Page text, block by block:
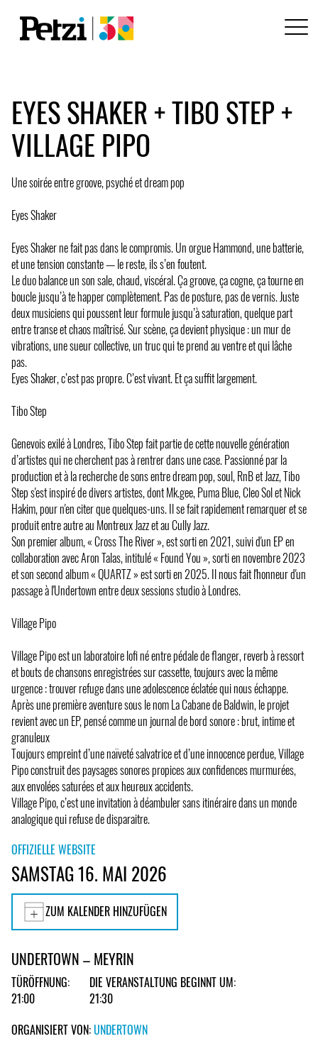
EYES SHAKER + TIBO STEP +
VILLAGE PIPO
Une soirée entre groove, psyché et dream pop
Eyes Shaker
Eyes Shaker ne fait pas dans le compromis. Un orgue Hammond, une batterie,
et une tension constante — le reste, ils s’en foutent.
Le duo balance un son sale, chaud, viscéral. Ça groove, ça cogne, ça tourne en
boucle jusqu’à te happer complètement. Pas de posture, pas de vernis. Juste
deux musiciens qui poussent leur formule jusqu’à saturation, quelque part
entre transe et chaos maîtrisé. Sur scène, ça devient physique : un mur de
vibrations, une sueur collective, un truc qui te prend au ventre et qui lâche
pas.
Eyes Shaker, c’est pas propre. C’est vivant. Et ça suffit largement.
Tibo Step
Genevois exilé à Londres, Tibo Step fait partie de cette nouvelle génération
d’artistes qui ne cherchent pas à rentrer dans une case. Passionné par la
production et à la recherche de sons entre dream pop, soul, RnB et Jazz, Tibo
Step s'est inspiré de divers artistes, dont Mk.gee, Puma Blue, Cleo Sol et Nick
Hakim, pour n'en citer que quelques-uns. Il se fait rapidement remarquer et se
produit entre autre au Montreux Jazz et au Cully Jazz.
Son premier album, « Cross The River », est sorti en 2021, suivi d'un EP en
collaboration avec Aron Talas, intitulé « Found You », sorti en novembre 2023
et son second album « QUARTZ » est sorti en 2025. Il nous fait l'honneur d'un
passage à l'Undertown entre deux sessions studio à Londres.
Village Pipo
Village Pipo est un laboratoire lofi né entre pédale de flanger, reverb à ressort
et bouts de chansons enregistrées sur cassette, toujours avec la même
urgence : trouver refuge dans une adolescence éclatée qui nous échappe.
Après une première aventure sous le nom La Cabane de Baldwin, le projet
revient avec un EP, pensé comme un journal de bord sonore : brut, intime et
granuleux
Toujours empreint d’une naïveté salvatrice et d’une innocence perdue, Village
Pipo construit des paysages sonores propices aux confidences murmurées,
aux envolées saturées et aux heureux accidents.
Village Pipo, c’est une invitation à déambuler sans itinéraire dans un monde
analogique qui refuse de disparaitre.
OFFIZIELLE WEBSITE
SAMSTAG 16. MAI 2026
ZUM KALENDER HINZUFÜGEN
UNDERTOWN – MEYRIN
TÜRÖFFNUNG:
21:00
DIE VERANSTALTUNG BEGINNT UM:
21:30
ORGANISIERT VON:UNDERTOWN